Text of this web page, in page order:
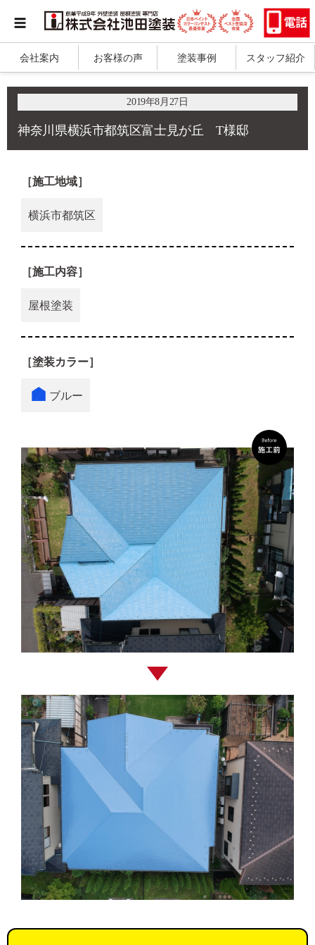
会社案内 お客様の声 塗装事例 スタッフ紹介
2019年8月27日
神奈川県横浜市都筑区富士見が丘 T様邸
［施工地域］
横浜市都筑区
［施工内容］
屋根塗装
［塗装カラー］
ブルー